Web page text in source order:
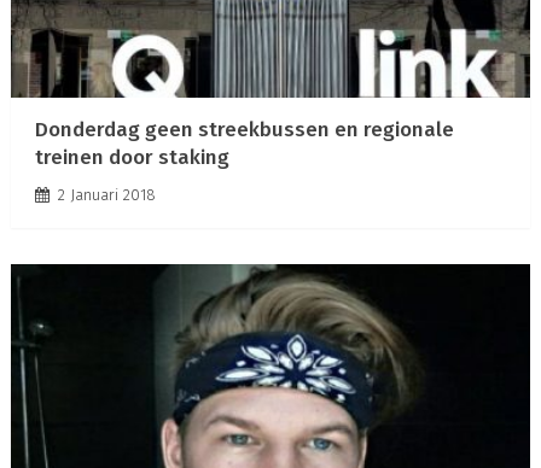
Donderdag geen streekbussen en regionale
treinen door staking
2 Januari 2018